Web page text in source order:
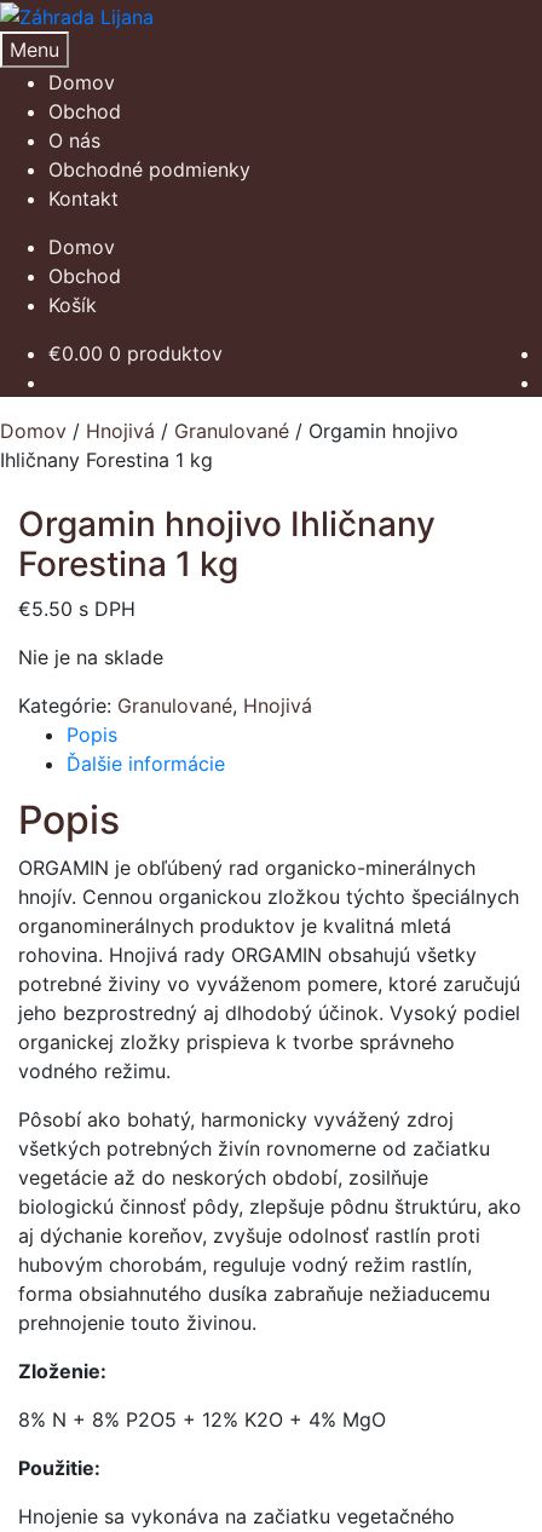
Preskočiť
na
navigáciu
Preskočiť
na
obsah
Menu
Domov
Obchod
O nás
Obchodné podmienky
Kontakt
Domov
Obchod
Košík
€0.00 0 produktov
Domov / Hnojivá / Granulované / Orgamin hnojivo
Ihličnany Forestina 1 kg
Orgamin hnojivo Ihličnany
Forestina 1 kg
€5.50 s DPH
Nie je na sklade
Kategórie: Granulované, Hnojivá
Popis
Ďalšie informácie
Popis
ORGAMIN je obľúbený rad organicko-minerálnych
hnojív. Cennou organickou zložkou týchto špeciálnych
organominerálnych produktov je kvalitná mletá
rohovina. Hnojivá rady ORGAMIN obsahujú všetky
potrebné živiny vo vyváženom pomere, ktoré zaručujú
jeho bezprostredný aj dlhodobý účinok. Vysoký podiel
organickej zložky prispieva k tvorbe správneho
vodného režimu.
Pôsobí ako bohatý, harmonicky vyvážený zdroj
všetkých potrebných živín rovnomerne od začiatku
vegetácie až do neskorých období, zosilňuje
biologickú činnosť pôdy, zlepšuje pôdnu štruktúru, ako
aj dýchanie koreňov, zvyšuje odolnosť rastlín proti
hubovým chorobám, reguluje vodný režim rastlín,
forma obsiahnutého dusíka zabraňuje nežiaducemu
prehnojenie touto živinou.
Zloženie:
8% N + 8% P2O5 + 12% K2O + 4% MgO
Použitie:
Hnojenie sa vykonáva na začiatku vegetačného